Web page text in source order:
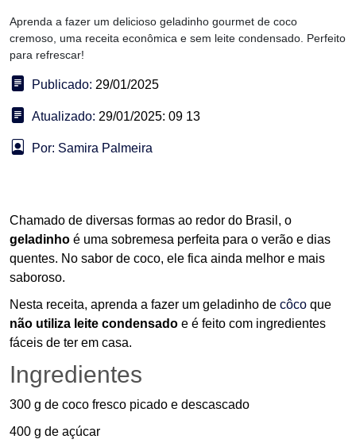
Aprenda a fazer um delicioso geladinho gourmet de coco
cremoso, uma receita econômica e sem leite condensado. Perfeito
para refrescar!
Publicado: 29/01/2025
Atualizado: 29/01/2025: 09 13
Por: Samira Palmeira
Chamado de diversas formas ao redor do Brasil, o
geladinho é uma sobremesa perfeita para o verão e dias
quentes. No sabor de coco, ele fica ainda melhor e mais
saboroso.
Nesta receita, aprenda a fazer um geladinho de côco que
não utiliza leite condensado e é feito com ingredientes
fáceis de ter em casa.
Ingredientes
300 g de coco fresco picado e descascado
400 g de açúcar